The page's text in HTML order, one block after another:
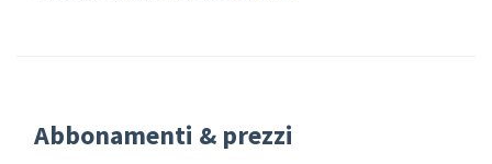
Abbonamenti & prezzi